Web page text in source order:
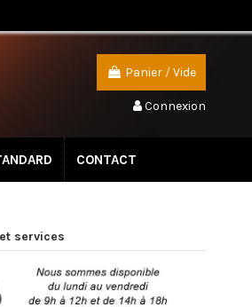
Panier /Vide
Connexion
CONTACT
services